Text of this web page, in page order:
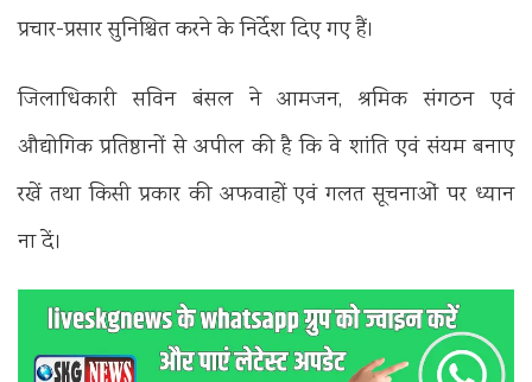
प्रचार-प्रसार सुनिश्चित करने के निर्देश दिए गए हैं।
जिलाधिकारी सविन बंसल ने आमजन, श्रमिक संगठन एवं
औद्योगिक प्रतिष्ठानों से अपील की है कि वे शांति एवं संयम बनाए
रखें तथा किसी प्रकार की अफवाहों एवं गलत सूचनाओं पर ध्यान
ना दें।